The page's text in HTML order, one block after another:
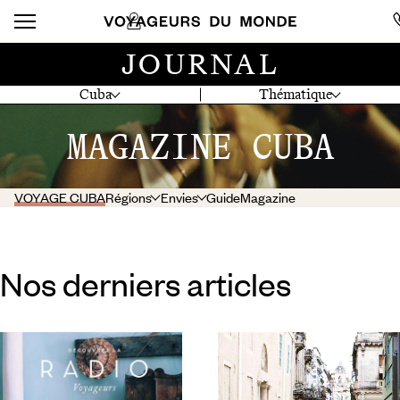
Cuba Thématique
JOURNAL
MAGAZINE CUBA
VOYAGE CUBARégions Envies GuideMagazine
Nos derniers articles